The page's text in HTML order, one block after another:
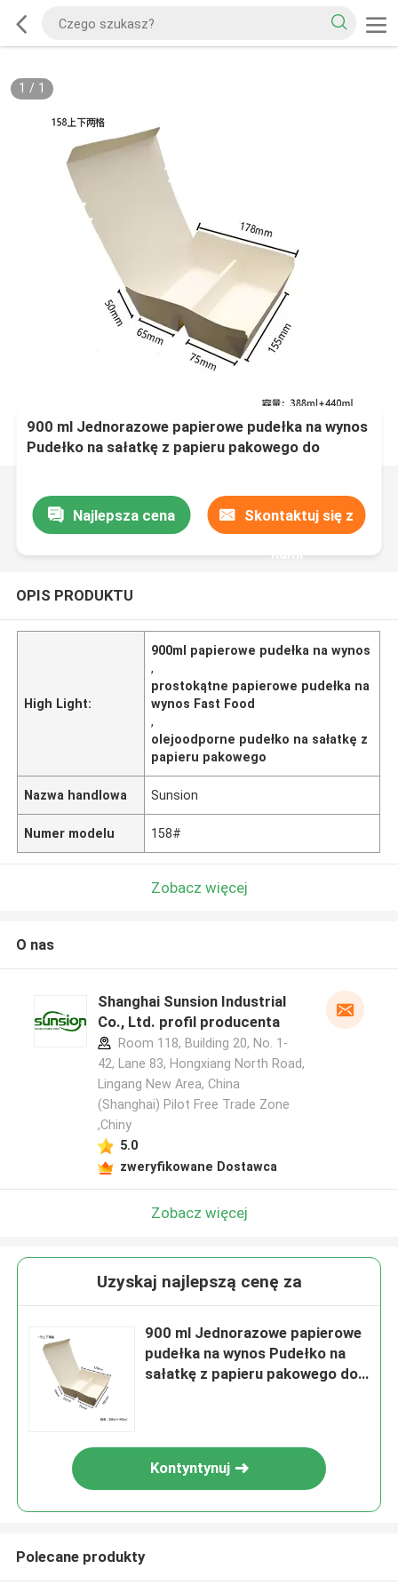
1 / 1
900 ml Jednorazowe papierowe pudełka na wynos
Pudełko na sałatkę z papieru pakowego do
Najlepsza cena Skontaktuj się z
nami
OPIS PRODUKTU
High Light:
900ml papierowe pudełka na wynos
,
prostokątne papierowe pudełka na
wynos Fast Food
,
olejoodporne pudełko na sałatkę z
papieru pakowego
Nazwa handlowa Sunsion
Numer modelu 158#
Zobacz więcej
O nas
Shanghai Sunsion Industrial
Co., Ltd. profil producenta
Room 118, Building 20, No. 1-
42, Lane 83, Hongxiang North Road,
Lingang New Area, China
(Shanghai) Pilot Free Trade Zone
,Chiny
5.0
zweryfikowane Dostawca
Zobacz więcej
Uzyskaj najlepszą cenę za
900 ml Jednorazowe papierowe
pudełka na wynos Pudełko na
sałatkę z papieru pakowego do
Kontyntynuj
Polecane produkty